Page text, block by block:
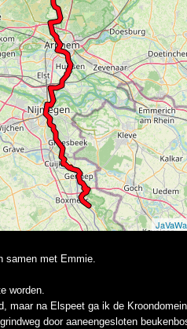
samen met Emmie.
worden.
maar na Elspeet ga ik de
door aaneengesloten